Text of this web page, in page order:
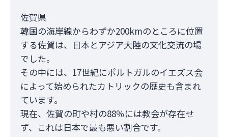
佐賀県
韓国の海岸線からわずか200kmのところに位置
する佐賀は、日本とアジア大陸の文化交流の場
でした。
その中には、17世紀にポルトガルのイエズス会
によって始められたカトリックの歴史も含まれ
ています。
現在、佐賀の町や村の88％には教会が存在せ
ず、これは日本で最も悪い割合です。